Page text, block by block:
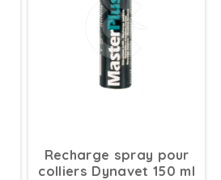
Recharge spray pour
colliers Dynavet 150 ml